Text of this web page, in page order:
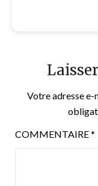
Votre adresse e-
COMMENTAIRE*